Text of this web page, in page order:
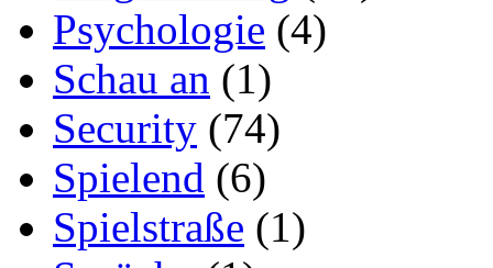
Psychologie (4)
Schau an (1)
Security (74)
Spielend (6)
Spielstraße (1)